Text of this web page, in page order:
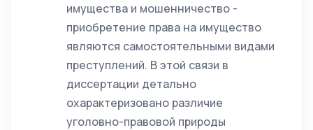
имущества и мошенничество -
приобретение права на имущество
являются самостоятельными видами
преступлений. В этой связи в
диссертации детально
охарактеризовано различие
уголовно-правовой природы